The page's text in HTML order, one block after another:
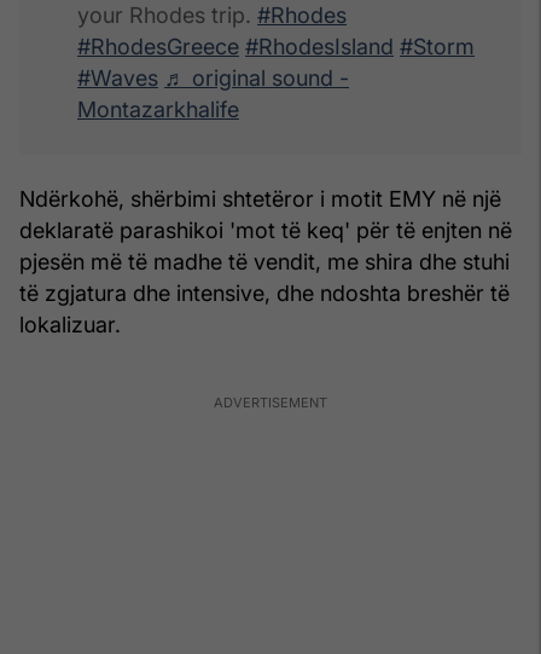
your Rhodes trip. #Rhodes
#RhodesGreece #RhodesIsland #Storm
#Waves ♬ original sound -
Montazarkhalife
Ndërkohë, shërbimi shtetëror i motit EMY në një
deklaratë parashikoi 'mot të keq' për të enjten në
pjesën më të madhe të vendit, me shira dhe stuhi
të zgjatura dhe intensive, dhe ndoshta breshër të
lokalizuar.